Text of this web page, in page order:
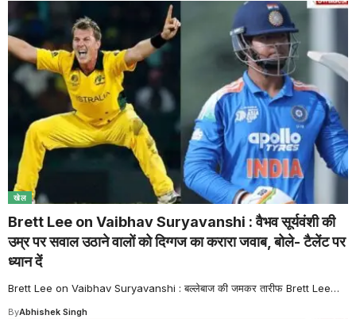
खेल
Brett Lee on Vaibhav Suryavanshi : वैभव सूर्यवंशी की
उम्र पर सवाल उठाने वालों को दिग्गज का करारा जवाब, बोले- टैलेंट पर
ध्यान दें
Brett Lee on Vaibhav Suryavanshi : बल्लेबाज की जमकर तारीफ Brett Lee…
ByAbhishek Singh